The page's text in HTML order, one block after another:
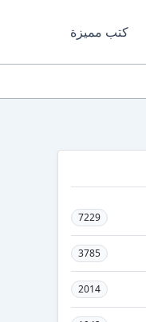
كتب مميزة
7229
3785
2014